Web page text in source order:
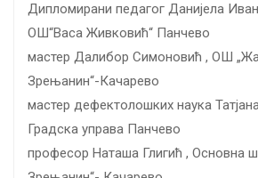
Дипломирани педагог Данијела
ОШ“Васа Живковић“ Панчево
мастер Далибор Симоновић , ОШ
Зрењанин“-Качарево
мастер дефектолошких наука
Градска управа Панчево
професор Наташа Глигић , Основна